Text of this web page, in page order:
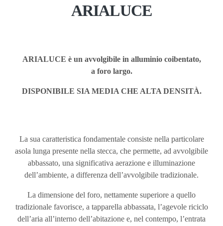
ARIALUCE
ARIALUCE è un avvolgibile in alluminio coibentato,
a foro largo.
DISPONIBILE SIA MEDIA CHE ALTA DENSITÀ.
La sua caratteristica fondamentale consiste nella particolare
asola lunga presente nella stecca, che permette, ad avvolgibile
abbassato, una significativa aerazione e illuminazione
dell’ambiente, a differenza dell’avvolgibile tradizionale.
La dimensione del foro, nettamente superiore a quello
tradizionale favorisce, a tapparella abbassata, l’agevole riciclo
dell’aria all’interno dell’abitazione e, nel contempo, l’entrata